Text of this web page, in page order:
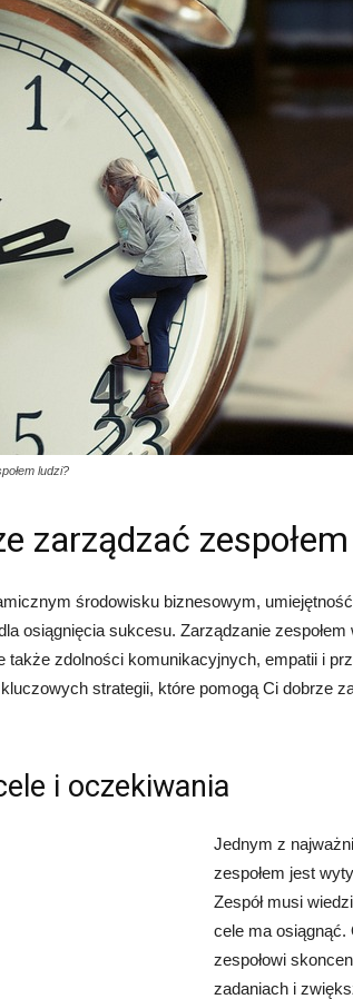
ludzi?
zarządzać
środowisku biznesowym,
osiągnięcia sukcesu. Zarządzanie
także zdolności komunikacyjnych, empatii i
strategii, które pomogą Ci dobrze
i oczekiwania
Jednym z
zespołem jest
Zespół musi
cele ma osiągnąć.
zespołowi
zadaniach i